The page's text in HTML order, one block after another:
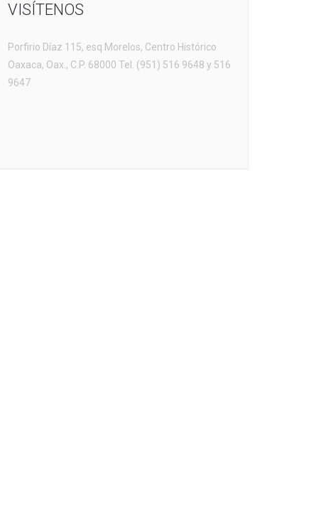
VISÍTENOS
Porfirio Díaz 115, esq Morelos, Centro Histórico
Oaxaca, Oax., C.P. 68000 Tel. (951) 516 9648 y 516
9647